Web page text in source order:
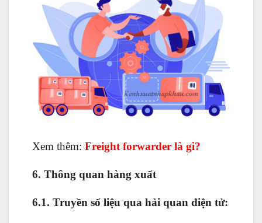
Xem thêm: Freight forwarder là gì?
6. Thông quan hàng xuất
6.1. Truyền số liệu qua hải quan điện tử: